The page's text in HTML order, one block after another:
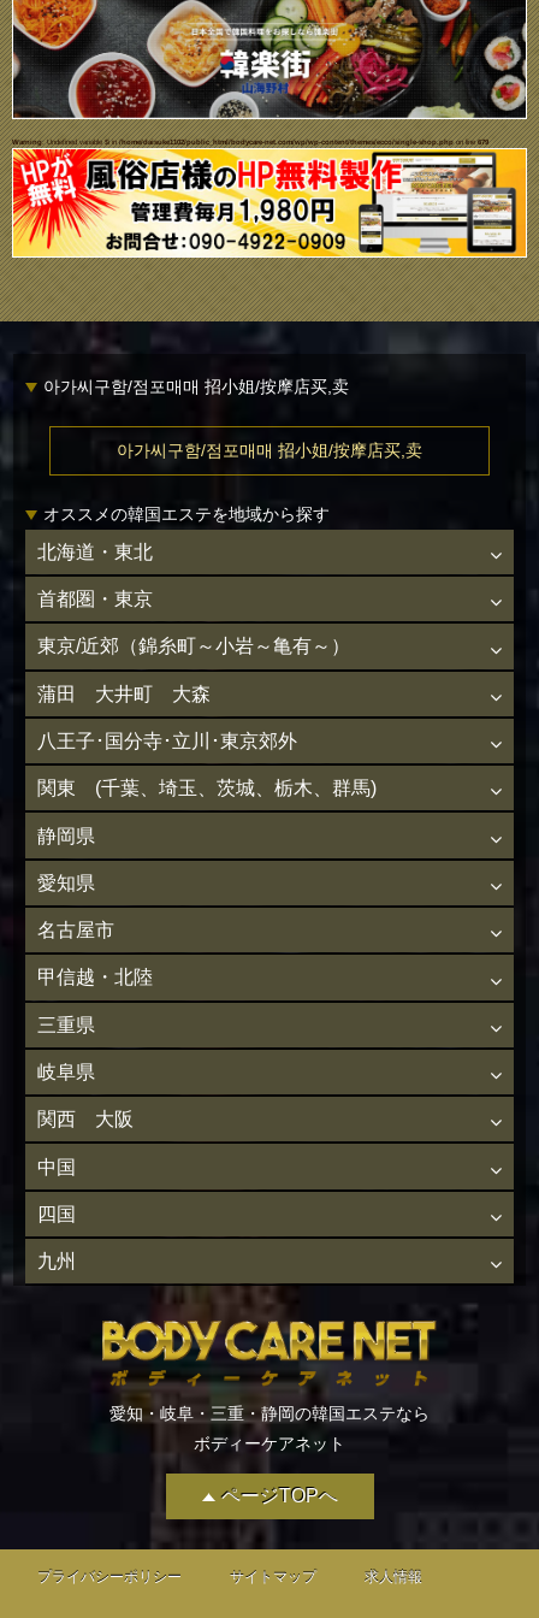
Warning: Undefined variable $i in/home/daisuke1102/public_html/bodycare-net.com/wp/wp-content/themes/ecco/single-shop.phpon line679
ページTOPへ
아가씨구함/점포매매 招小姐/按摩店买,卖
아가씨구함/점포매매 招小姐/按摩店买,卖
オススメの韓国エステを地域から探す
北海道・東北
首都圏・東京
東京/近郊（錦糸町～小岩～亀有～）
蒲田 大井町 大森
八王子･国分寺･立川･東京郊外
関東 (千葉、埼玉、茨城、栃木、群馬)
静岡県
愛知県
名古屋市
甲信越・北陸
三重県
岐阜県
関西 大阪
中国
四国
九州
愛知・岐阜・三重・静岡の韓国エステなら
ボディーケアネット
プライバシーポリシー サイトマップ 求人情報